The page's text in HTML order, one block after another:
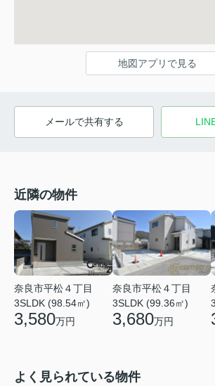
地図アプリで見る
メールで共有する
近隣の物件
奈良市平松４丁目
3SLDK (98.54㎡)
3,580万円
奈良市平松４丁目
3SLDK (99.36㎡)
3,680万円
よく見られている物件